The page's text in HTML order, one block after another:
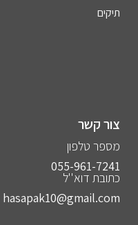
תיקים
צור קשר
מספר טלפון
055-961-7241⁩
כתובת דוא''ל
hasapak10@gmail.com